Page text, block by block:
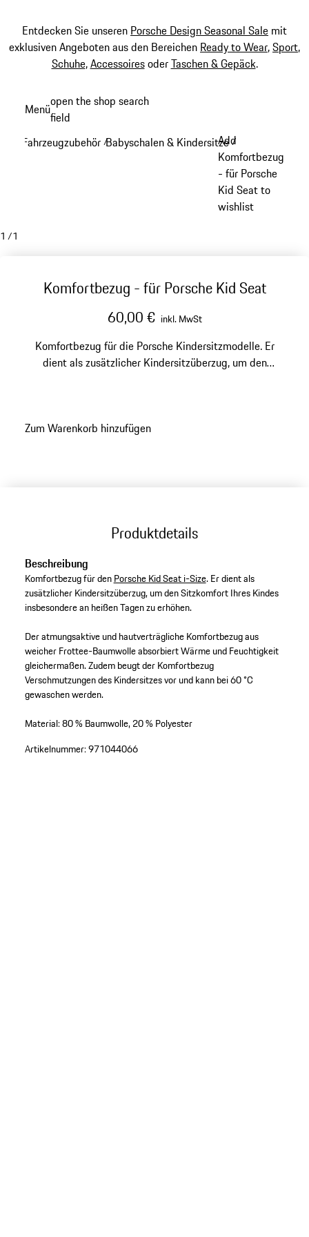
Entdecken Sie unseren Porsche Design Seasonal Sale mit
exklusiven Angeboten aus den Bereichen Ready to Wear,Sport,
Schuhe,AccessoiresoderTaschen & Gepäck.
Hauptinhalt
Menüopen the shop search
field
Fahrzeugzubehör /Babyschalen & Kindersitze/
Add
Komfortbezug
- für Porsche
Kid Seat to
wishlist
1 /1
Komfortbezug - für Porsche Kid Seat
60,00 € inkl. MwSt
Komfortbezug für die Porsche Kindersitzmodelle. Er
dient als zusätzlicher Kindersitzüberzug, um den
Zum Warenkorb hinzufügen
Produktdetails
Beschreibung
Komfortbezug für denPorsche Kid Seat i-Size. Er dient als
zusätzlicher Kindersitzüberzug, um den Sitzkomfort Ihres Kindes
insbesondere an heißen Tagen zu erhöhen.
Der atmungsaktive und hautverträgliche Komfortbezug aus
weicher Frottee-Baumwolle absorbiert Wärme und Feuchtigkeit
gleichermaßen. Zudem beugt der Komfortbezug
Verschmutzungen des Kindersitzes vor und kann bei 60 °C
gewaschen werden.
Material: 80 % Baumwolle, 20 % Polyester
Artikelnummer:971044066